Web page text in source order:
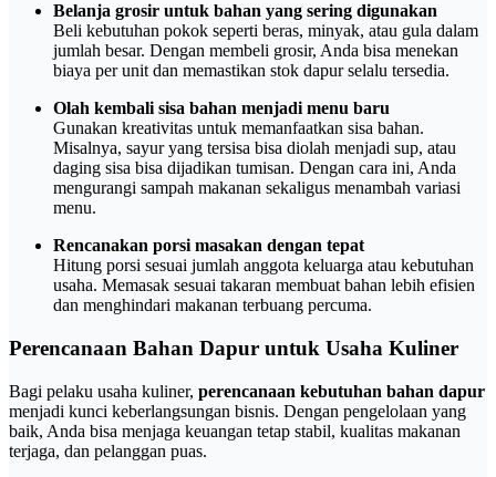
Belanja grosir untuk bahan yang sering digunakan
Beli kebutuhan pokok seperti beras, minyak, atau gula dalam
jumlah besar. Dengan membeli grosir, Anda bisa menekan
biaya per unit dan memastikan stok dapur selalu tersedia.
Olah kembali sisa bahan menjadi menu baru
Gunakan kreativitas untuk memanfaatkan sisa bahan.
Misalnya, sayur yang tersisa bisa diolah menjadi sup, atau
daging sisa bisa dijadikan tumisan. Dengan cara ini, Anda
mengurangi sampah makanan sekaligus menambah variasi
menu.
Rencanakan porsi masakan dengan tepat
Hitung porsi sesuai jumlah anggota keluarga atau kebutuhan
usaha. Memasak sesuai takaran membuat bahan lebih efisien
dan menghindari makanan terbuang percuma.
Perencanaan Bahan Dapur untuk Usaha Kuliner
Bagi pelaku usaha kuliner, perencanaan kebutuhan bahan dapur
menjadi kunci keberlangsungan bisnis. Dengan pengelolaan yang
baik, Anda bisa menjaga keuangan tetap stabil, kualitas makanan
terjaga, dan pelanggan puas.